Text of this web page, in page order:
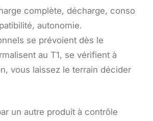
complète, décharge, conso
autonomie.
se prévoient dès le
au T1, se vérifient à
vous laissez le terrain décider
un autre produit à contrôle